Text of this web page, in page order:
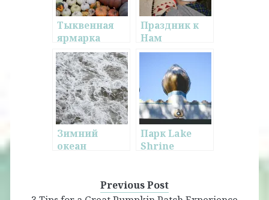
Тыквенная
ярмарка
Праздник к
Нам
Приходит
Зимний
океан
Парк Lake
Shrine
Previous Post